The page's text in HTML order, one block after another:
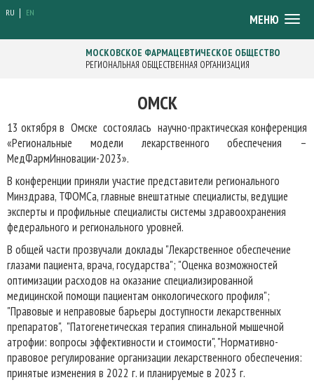
RU EN МЕНЮ
МОСКОВСКОЕ ФАРМАЦЕВТИЧЕСКОЕ ОБЩЕСТВО
РЕГИОНАЛЬНАЯ ОБЩЕСТВЕННАЯ ОРГАНИЗАЦИЯ
ОМСК
13 октября в Омске состоялась научно-практическая конференция
«Региональные модели лекарственного обеспечения –
МедФармИнновации-2023».
В конференции приняли участие представители регионального
Минздрава, ТФОМСа, главные внештатные специалисты, ведущие
эксперты и профильные специалисты системы здравоохранения
федерального и регионального уровней.
В общей части прозвучали доклады "Лекарственное обеспечение
глазами пациента, врача, государства"; "Оценка возможностей
оптимизации расходов на оказание специализированной
медицинской помощи пациентам онкологического профиля";
"Правовые и неправовые барьеры доступности лекарственных
препаратов", "Патогенетическая терапия спинальной мышечной
атрофии: вопросы эффективности и стоимости", "Нормативно-
правовое регулирование организации лекарственного обеспечения:
принятые изменения в 2022 г. и планируемые в 2023 г.